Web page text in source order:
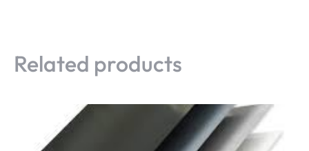
Related products